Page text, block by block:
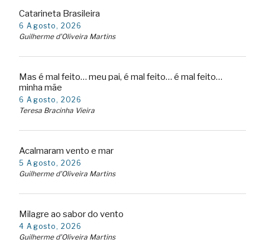
Catarineta Brasileira
6 Agosto, 2026
Guilherme d'Oliveira Martins
Mas é mal feito… meu pai, é mal feito… é mal feito…
minha mãe
6 Agosto, 2026
Teresa Bracinha Vieira
Acalmaram vento e mar
5 Agosto, 2026
Guilherme d'Oliveira Martins
Milagre ao sabor do vento
4 Agosto, 2026
Guilherme d'Oliveira Martins